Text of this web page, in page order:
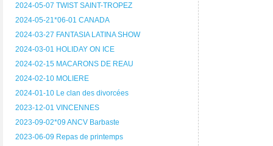
2024-05-07 TWIST SAINT-TROPEZ
2024-05-21*06-01 CANADA
2024-03-27 FANTASIA LATINA SHOW
2024-03-01 HOLIDAY ON ICE
2024-02-15 MACARONS DE REAU
2024-02-10 MOLIERE
2024-01-10 Le clan des divorcées
2023-12-01 VINCENNES
2023-09-02*09 ANCV Barbaste
2023-06-09 Repas de printemps